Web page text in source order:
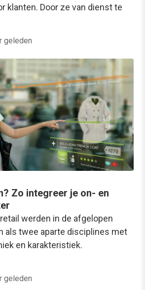
klanten. Door ze van dienst te
geleden
Zo integreer je on- en
werden in de afgelopen
als twee aparte disciplines met
en karakteristiek.
geleden